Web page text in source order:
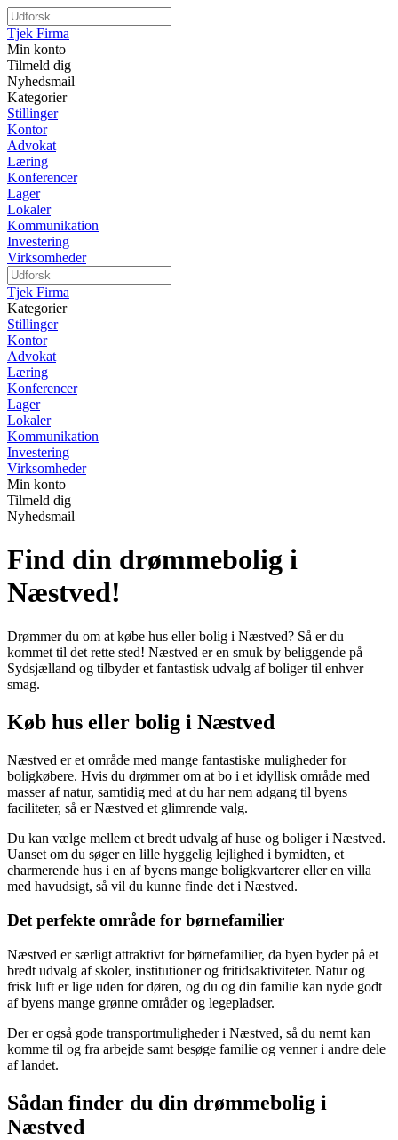
Tjek Firma
Min konto
Tilmeld dig
Nyhedsmail
Kategorier
Stillinger
Kontor
Advokat
Læring
Konferencer
Lager
Lokaler
Kommunikation
Investering
Virksomheder
Tjek Firma
Kategorier
Stillinger
Kontor
Advokat
Læring
Konferencer
Lager
Lokaler
Kommunikation
Investering
Virksomheder
Min konto
Tilmeld dig
Nyhedsmail
Find din drømmebolig i
Næstved!
Drømmer du om at købe hus eller bolig i Næstved? Så er du
kommet til det rette sted! Næstved er en smuk by beliggende på
Sydsjælland og tilbyder et fantastisk udvalg af boliger til enhver
smag.
Køb hus eller bolig i Næstved
Næstved er et område med mange fantastiske muligheder for
boligkøbere. Hvis du drømmer om at bo i et idyllisk område med
masser af natur, samtidig med at du har nem adgang til byens
faciliteter, så er Næstved et glimrende valg.
Du kan vælge mellem et bredt udvalg af huse og boliger i Næstved.
Uanset om du søger en lille hyggelig lejlighed i bymidten, et
charmerende hus i en af byens mange boligkvarterer eller en villa
med havudsigt, så vil du kunne finde det i Næstved.
Det perfekte område for børnefamilier
Næstved er særligt attraktivt for børnefamilier, da byen byder på et
bredt udvalg af skoler, institutioner og fritidsaktiviteter. Natur og
frisk luft er lige uden for døren, og du og din familie kan nyde godt
af byens mange grønne områder og legepladser.
Der er også gode transportmuligheder i Næstved, så du nemt kan
komme til og fra arbejde samt besøge familie og venner i andre dele
af landet.
Sådan finder du din drømmebolig i
Næstved